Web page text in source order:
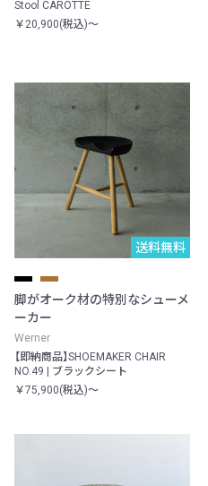
Stool CAROTTE
￥20,900(税込)～
送料無料
脚がオーク材の特別なシューメ
ーカー
Werner
【即納商品】SHOEMAKER CHAIR
NO.49 | ブラックシート
￥75,900(税込)～